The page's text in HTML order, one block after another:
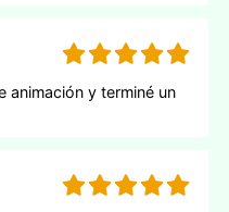
animación y terminé un